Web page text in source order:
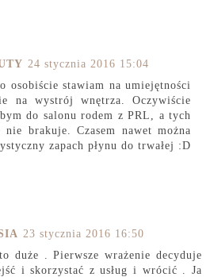
24 stycznia 2016 15:04
osobiście stawiam na umiejętności
na wystrój wnętrza. Oczywiście
do salonu rodem z PRL, a tych
brakuje. Czasem nawet można
zapach płynu do trwałej :D
23 stycznia 2016 16:50
duże . Pierwsze wrażenie decyduje
i skorzystać z usług i wrócić . Ja